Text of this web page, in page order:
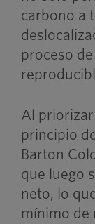
carbono a
proceso
Al priorizar
principio
Barton
que luego
neto, lo
mínimo de